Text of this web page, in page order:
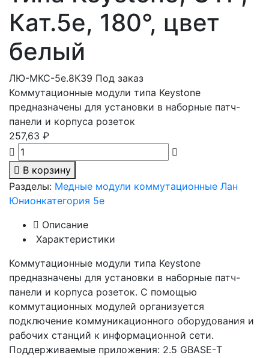
Кат.5e, 180°, цвет
белый
ЛЮ-МКС-5e.8К39 Под заказ
Коммутационные модули типа Keystone
предназначены для установки в наборные патч-
панели и корпуса розеток
257,63 ₽
В корзину
Разделы: Медные модули коммутационные Лан
Юнионкатегория 5е
Описание
Характеристики
Коммутационные модули типа Keystone
предназначены для установки в наборные патч-
панели и корпуса розеток. С помощью
коммутационных модулей организуется
подключение коммуникационного оборудования и
рабочих станций к информационной сети.
Поддерживаемые приложения: 2.5 GBASE-Т